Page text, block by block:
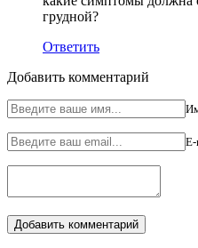
грудной?
Ответить
Добавить комментарий